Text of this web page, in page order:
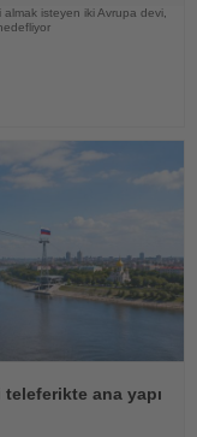
isteyen iki Avrupa devi,
ana yapı